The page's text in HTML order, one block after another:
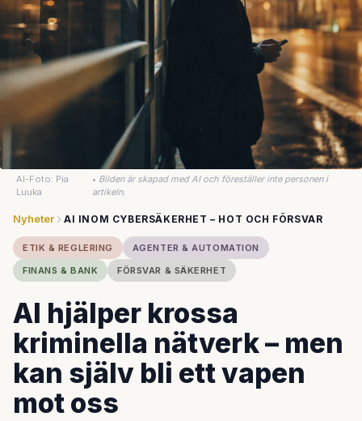
AI-Foto: Pia
Luuka
• Bilden är skapad med AI och föreställer inte personen i
artikeln.
Nyheter AI INOM CYBERSÄKERHET – HOT OCH FÖRSVAR
ETIK & REGLERING
AGENTER & AUTOMATION
FINANS & BANK
FÖRSVAR & SÄKERHET
AI hjälper krossa
kriminella nätverk – men
kan själv bli ett vapen
mot oss